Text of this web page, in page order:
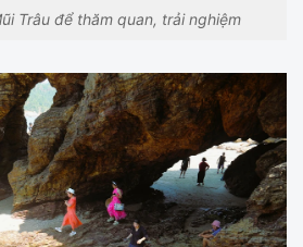
Trâu để thăm quan, trải nghiệm